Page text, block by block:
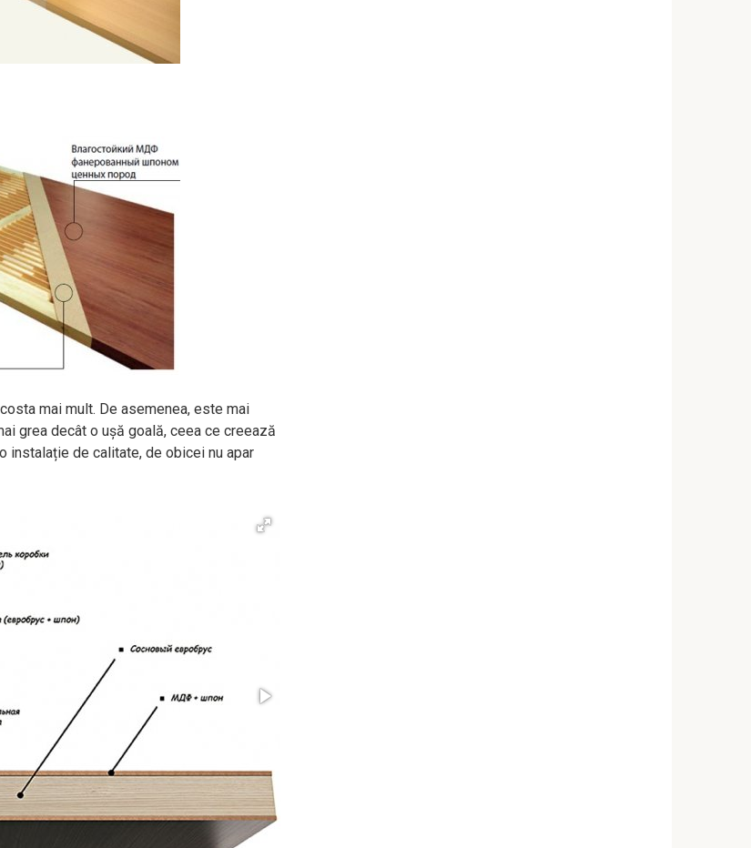
mai mult. De asemenea, este mai
grea decât o ușă goală, ceea ce creează
instalație de calitate, de obicei nu apar